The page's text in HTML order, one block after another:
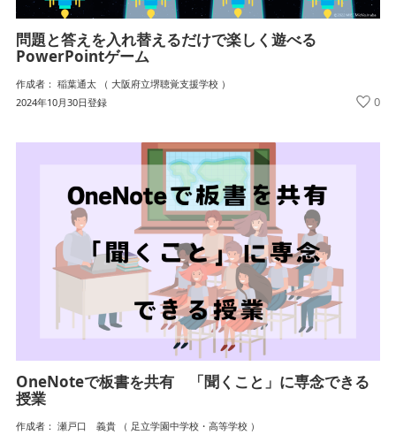
問題と答えを入れ替えるだけで楽しく遊べる
PowerPointゲーム
作成者： 稲葉通太 （ 大阪府立堺聴覚支援学校 ）
2024年10月30日登録
0
OneNoteで板書を共有 「聞くこと」に専念できる
授業
作成者： 瀬戸口 義貴 （ 足立学園中学校・高等学校 ）